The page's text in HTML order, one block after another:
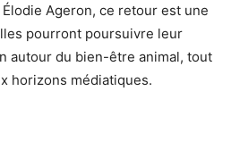
Ageron, ce retour est une
pourront poursuivre leur
autour du bien-être animal, tout
horizons médiatiques.